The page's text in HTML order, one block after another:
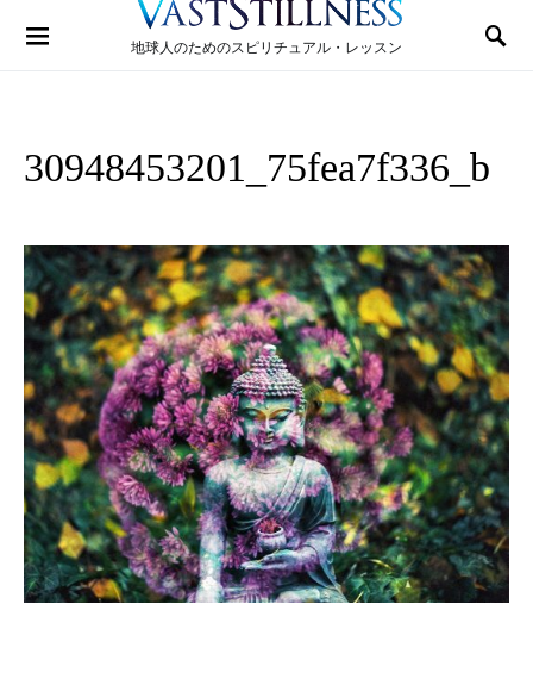
地球人のためのスピリチュアル・レッスン
Search for:
30948453201_75fea7f336_b